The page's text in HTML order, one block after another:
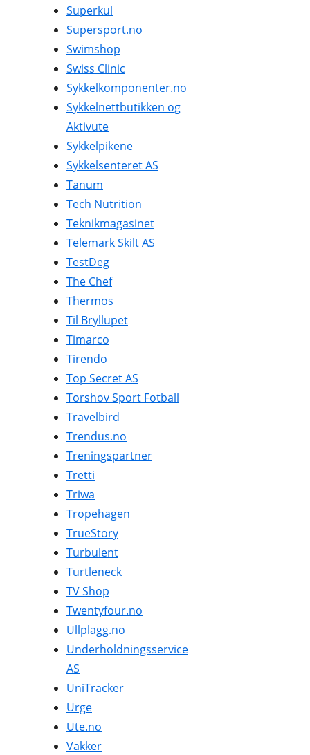
Superkul
Supersport.no
Swimshop
Swiss Clinic
Sykkelkomponenter.no
Sykkelnettbutikken og
Aktivute
Sykkelpikene
Sykkelsenteret AS
Tanum
Tech Nutrition
Teknikmagasinet
Telemark Skilt AS
TestDeg
The Chef
Thermos
Til Bryllupet
Timarco
Tirendo
Top Secret AS
Torshov Sport Fotball
Travelbird
Trendus.no
Treningspartner
Tretti
Triwa
Tropehagen
TrueStory
Turbulent
Turtleneck
TV Shop
Twentyfour.no
Ullplagg.no
Underholdningsservice
AS
UniTracker
Urge
Ute.no
Vakker